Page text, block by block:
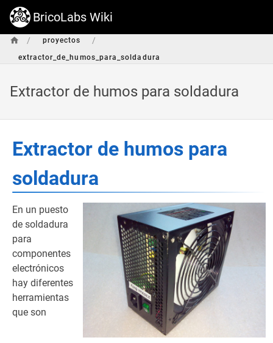
BricoLabs Wiki
/ proyectos /
extractor_de_humos_para_soldadura
Extractor de humos para soldadura
Extractor de humos para
soldadura
En un puesto
de soldadura
para
componentes
electrónicos
hay diferentes
herramientas
que son